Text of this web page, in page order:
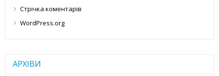
Стрічка коментарів
WordPress.org
АРХІВИ